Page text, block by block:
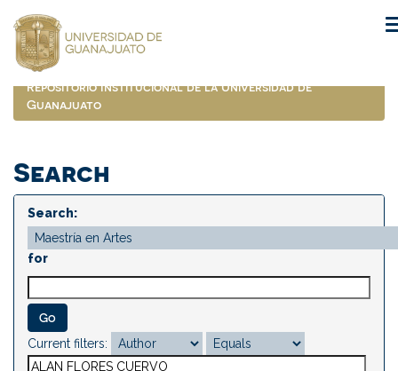
navigation
Repositorio Institucional de la Universidad de
Guanajuato
Search
Search:
for
Current filters: